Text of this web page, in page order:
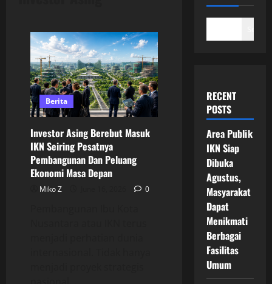
Berita
Investor Asing Berebut Masuk
IKN Seiring Pesatnya
Pembangunan Dan Peluang
Ekonomi Masa Depan
Miko Z 0
RECENT
POSTS
Area Publik
IKN Siap
Dibuka
Agustus,
Masyarakat
Dapat
Menikmati
Berbagai
Fasilitas
Umum